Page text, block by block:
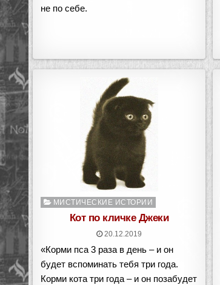
не по себе.
Опубликовано
МИСТИЧЕСКИЕ ИСТОРИИ
Кот по кличке Джеки
20.12.2019
«Корми пса 3 раза в день – и он
будет вспоминать тебя три года.
Корми кота три года – и он позабудет